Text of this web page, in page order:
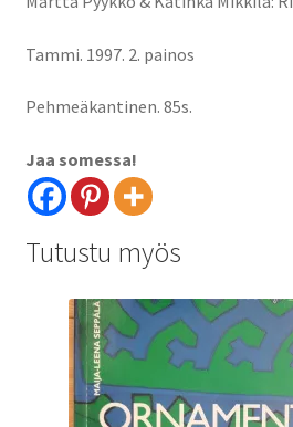
Tammi. 1997. 2. painos
Pehmeäkantinen. 85s.
Jaa somessa!
Tutustu myös